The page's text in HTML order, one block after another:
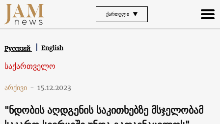
ᲥᲐᲠᲗᲣᲚᲘ
Русский English
საქართველო
არქივი - 15.12.2023
"ნდობის აღდგენის საკითხებზე მსჯელობამ